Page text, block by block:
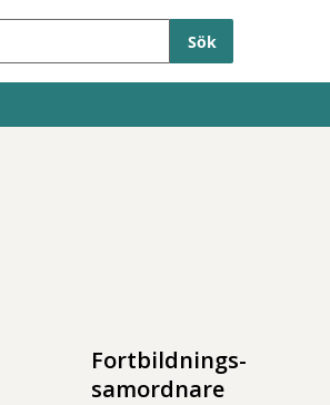
Fortbildnings-
samordnare